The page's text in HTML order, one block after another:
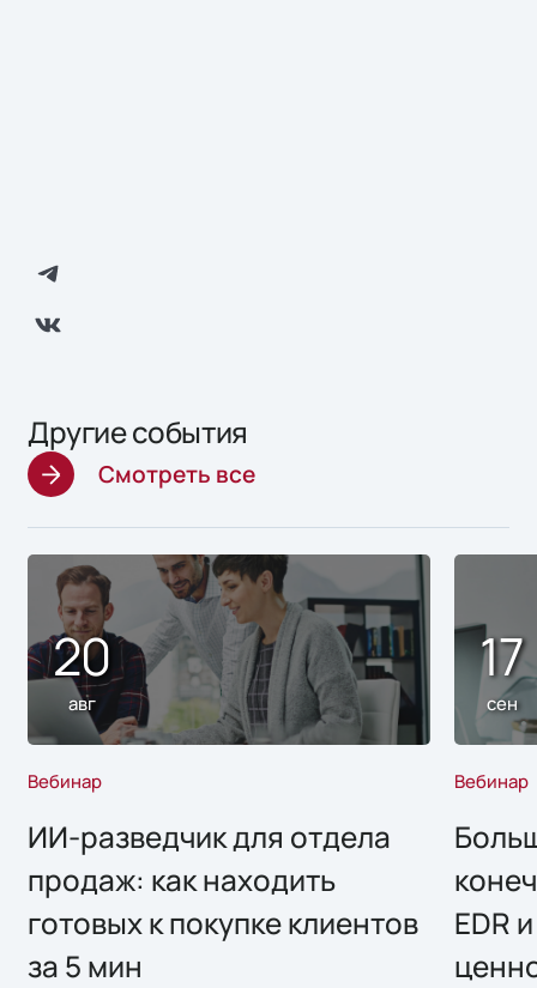
Другие события
Смотреть все
20
авг
Вебинар
ИИ-разведчик для отдела
продаж: как находить
готовых к покупке клиентов
за 5 мин
17
сен
Вебинар
EDR